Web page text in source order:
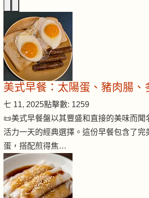
美式早餐：太陽蛋、豬肉腸、
七 11, 2025點擊數: 1259
📜美式早餐盤以其豐盛和直接的美味而聞
活力一天的經典選擇。這份早餐包含了完
蛋，搭配煎得焦…